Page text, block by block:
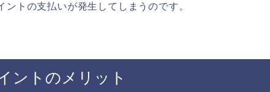
トの支払いが発生してしまうのです。
ントのメリット